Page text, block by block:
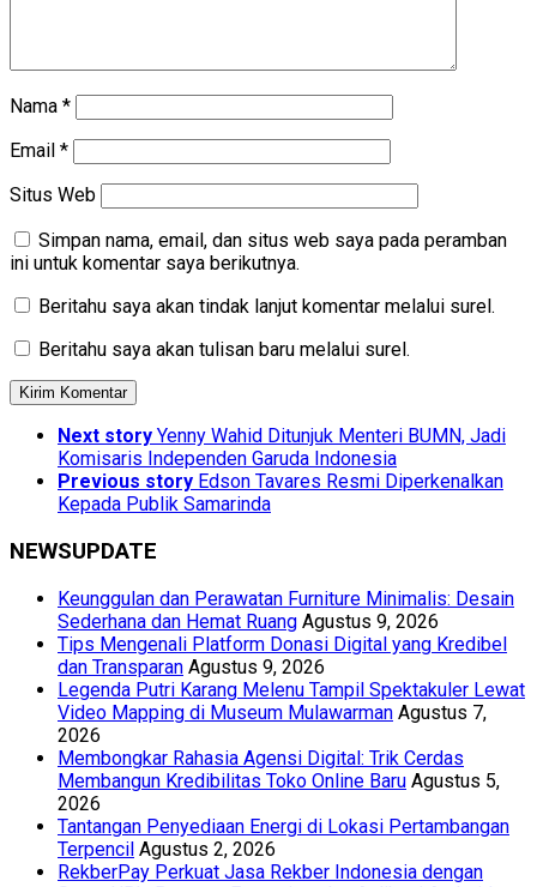
Nama *
Email *
Situs Web
Simpan nama, email, dan situs web saya pada peramban
ini untuk komentar saya berikutnya.
Beritahu saya akan tindak lanjut komentar melalui surel.
Beritahu saya akan tulisan baru melalui surel.
Next story Yenny Wahid Ditunjuk Menteri BUMN, Jadi
Komisaris Independen Garuda Indonesia
Previous story Edson Tavares Resmi Diperkenalkan
Kepada Publik Samarinda
NEWSUPDATE
Keunggulan dan Perawatan Furniture Minimalis: Desain
Sederhana dan Hemat Ruang Agustus 9, 2026
Tips Mengenali Platform Donasi Digital yang Kredibel
dan Transparan Agustus 9, 2026
Legenda Putri Karang Melenu Tampil Spektakuler Lewat
Video Mapping di Museum Mulawarman Agustus 7,
2026
Membongkar Rahasia Agensi Digital: Trik Cerdas
Membangun Kredibilitas Toko Online Baru Agustus 5,
2026
Tantangan Penyediaan Energi di Lokasi Pertambangan
Terpencil Agustus 2, 2026
RekberPay Perkuat Jasa Rekber Indonesia dengan